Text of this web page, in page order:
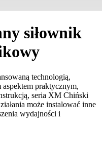
siłownik
technologią,
praktycznym,
seria XM Chiński
może instalować inne
wydajności i